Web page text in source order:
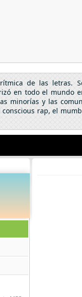
de las letras.
en todo el mundo
minorías y las
rap, el